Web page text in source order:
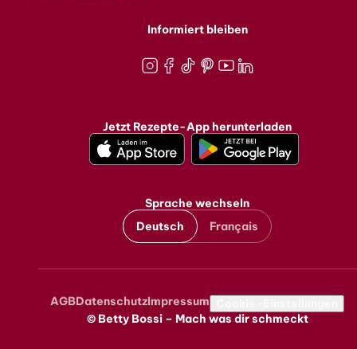
Informiert bleiben
Jetzt Rezepte-App herunterladen
Sprache wechseln
Deutsch
Français
Metanavigation
AGBDatenschutzImpressum
© Betty Bossi – Mach was dir schmeckt